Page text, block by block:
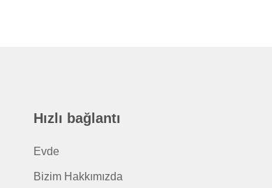
Hızlı bağlantı
Evde
Bizim Hakkımızda